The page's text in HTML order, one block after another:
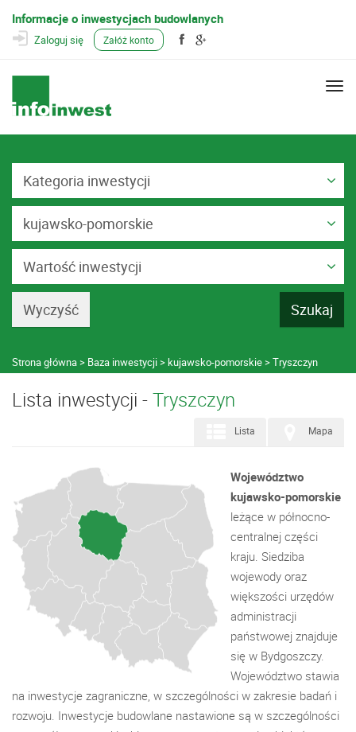
Informacje o inwestycjach budowlanych
Zaloguj się Załóż konto
Kategoria inwestycji
kujawsko-pomorskie
Wartość inwestycji
Strona główna Baza inwestycji kujawsko-pomorskie Tryszczyn
Lista inwestycji - Tryszczyn
Mapa
Lista
Województwo
kujawsko-pomorskie
leżące w północno-
centralnej części
kraju. Siedziba
wojewody oraz
większości urzędów
administracji
państwowej znajduje
się w Bydgoszczy.
Województwo stawia
na inwestycje zagraniczne, w szczególności w zakresie badań i
rozwoju. Inwestycje budowlane nastawione są w szczególności